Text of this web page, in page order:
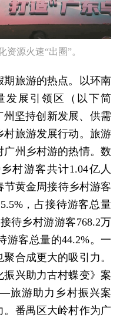
资源火速“出圈”。
旅游的热点。以环南
展引领区（以下简
州坚持创新发展、供需
村旅游发展行动。旅游
州乡村游的热情。数
村游客共计1.04亿人
节黄金周接待乡村游客
，占接待游客总量
待乡村游游客768.2万
游客总量的44.2%。一
合成更大的吸引力。
振兴助力古村蝶变》案
旅游助力乡村振兴案
番禺区大岭村作为广